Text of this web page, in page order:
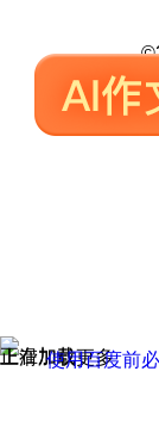
正在加载
上滑加载更多
使用百度前